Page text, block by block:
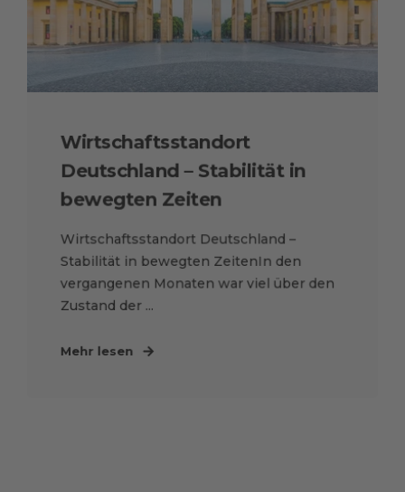
Wirtschaftsstandort
Deutschland – Stabilität in
bewegten Zeiten
Wirtschaftsstandort Deutschland –
Stabilität in bewegten ZeitenIn den
vergangenen Monaten war viel über den
Zustand der ...
Mehr lesen